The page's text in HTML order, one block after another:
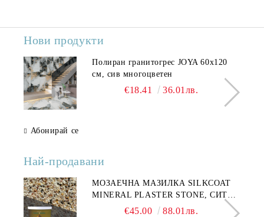
Нови продукти
Полиран гранитогрес JOYA 60x120
см, сив многоцветен
€18.41 36.01лв.
Абонирай се
Най-продавани
МОЗАЕЧНА МАЗИЛКА SILKCOAT
MINERAL PLASTER STONE, СИТЕН
КАМЪК 406 25КГ
€45.00 88.01лв.